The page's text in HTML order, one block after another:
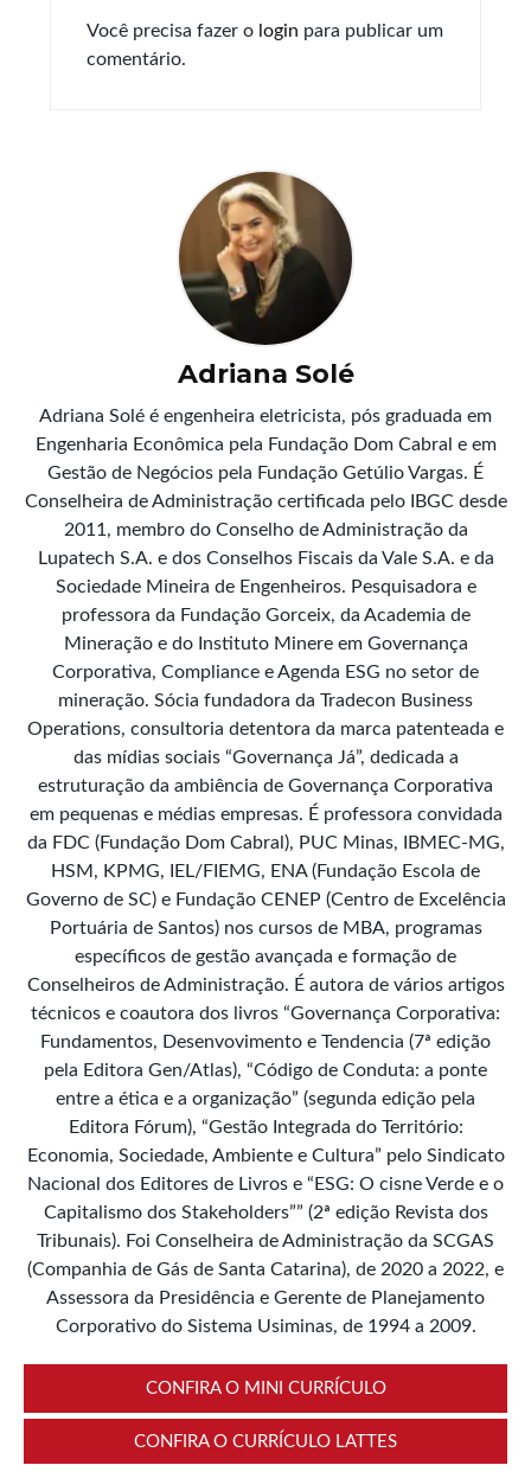
Você precisa fazer o login para publicar um
comentário.
Adriana Solé
Adriana Solé é engenheira eletricista, pós graduada em
Engenharia Econômica pela Fundação Dom Cabral e em
Gestão de Negócios pela Fundação Getúlio Vargas. É
Conselheira de Administração certificada pelo IBGC desde
2011, membro do Conselho de Administração da
Lupatech S.A. e dos Conselhos Fiscais da Vale S.A. e da
Sociedade Mineira de Engenheiros. Pesquisadora e
professora da Fundação Gorceix, da Academia de
Mineração e do Instituto Minere em Governança
Corporativa, Compliance e Agenda ESG no setor de
mineração. Sócia fundadora da Tradecon Business
Operations, consultoria detentora da marca patenteada e
das mídias sociais “Governança Já”, dedicada a
estruturação da ambiência de Governança Corporativa
em pequenas e médias empresas. É professora convidada
da FDC (Fundação Dom Cabral), PUC Minas, IBMEC-MG,
HSM, KPMG, IEL/FIEMG, ENA (Fundação Escola de
Governo de SC) e Fundação CENEP (Centro de Excelência
Portuária de Santos) nos cursos de MBA, programas
específicos de gestão avançada e formação de
Conselheiros de Administração. É autora de vários artigos
técnicos e coautora dos livros “Governança Corporativa:
Fundamentos, Desenvovimento e Tendencia (7ª edição
pela Editora Gen/Atlas), “Código de Conduta: a ponte
entre a ética e a organização” (segunda edição pela
Editora Fórum), “Gestão Integrada do Território:
Economia, Sociedade, Ambiente e Cultura” pelo Sindicato
Nacional dos Editores de Livros e “ESG: O cisne Verde e o
Capitalismo dos Stakeholders”” (2ª edição Revista dos
Tribunais). Foi Conselheira de Administração da SCGAS
(Companhia de Gás de Santa Catarina), de 2020 a 2022, e
Assessora da Presidência e Gerente de Planejamento
Corporativo do Sistema Usiminas, de 1994 a 2009.
CONFIRA O MINI CURRÍCULO
CONFIRA O CURRÍCULO LATTES